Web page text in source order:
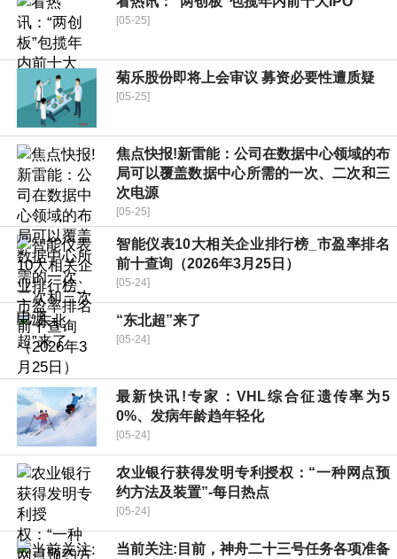
[05-25]
菊乐股份即将上会审议 募资必要性遭质疑
[05-25]
焦点快报!新雷能：公司在数据中心领域的布
局可以覆盖数据中心所需的一次、二次和三
次电源
[05-25]
智能仪表10大相关企业排行榜_市盈率排名
前十查询（2026年3月25日）
[05-24]
“东北超”来了
[05-24]
最新快讯!专家：VHL综合征遗传率为5
0%、发病年龄趋年轻化
[05-24]
农业银行获得发明专利授权：“一种网点预
约方法及装置”-每日热点
[05-24]
当前关注:目前，神舟二十三号任务各项准备